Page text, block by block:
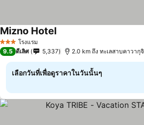
3 ดาว โรงแรม
Mizno Hotelดูราคา
9.5 ดีเลิศ 5,337 2.0 km ถึง ทะเลสาบคาวากุจิ
เลือกวันที่เพื่อดูราคาในวันนั้นๆ